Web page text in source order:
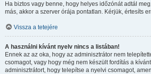
Ha biztos vagy benne, hogy helyes időzónát adtál
más, akkor a szerver órája pontatlan. Kérjük, értesíts
Vissza a tetejére
A használni kívánt nyelv nincs a listában!
Ennek az az oka, hogy az adminisztrátor nem
csomagot, vagy hogy még nem készült fordítás a
adminisztrátort, hogy telepítse a nyelvi csomagot,